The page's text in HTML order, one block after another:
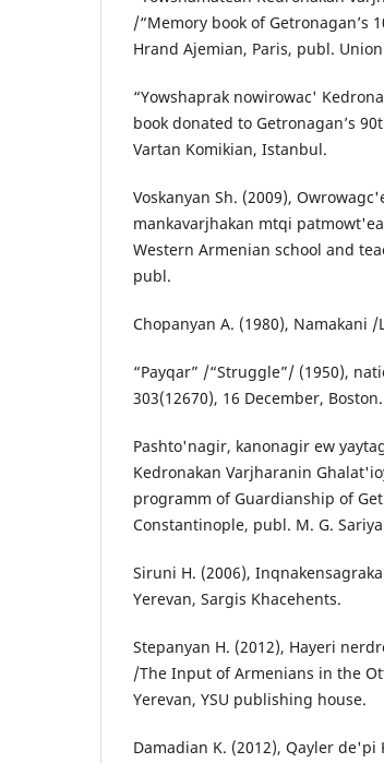
/“Memory book of Getronagan’s
Hrand Ajemian, Paris, publ.
“Yowshaprak nowirowac'
book donated to Getronagan’s
Vartan Komikian, Istanbul.
Voskanyan Sh. (2009),
mankavarjhakan mtqi
Western Armenian school and
publ.
Chopanyan A. (1980), Namakani
“Payqar” /“Struggle”/ (1950),
303(12670), 16 December, Boston.
Pashto'nagir, kanonagir ew
Kedronakan Varjharanin
programm of Guardianship of
Constantinople, publ. M. G.
Siruni H. (2006),
Yerevan, Sargis Khacehents.
Stepanyan H. (2012), Hayeri
/The Input of Armenians in the
Yerevan, YSU publishing house.
Damadian K. (2012), Qayler